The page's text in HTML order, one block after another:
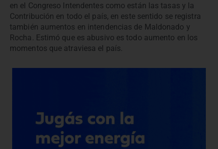
en el Congreso Intendentes como están las tasas y la
Contribución en todo el país, en este sentido se registra
también aumentos en intendencias de Maldonado y
Rocha. Estimó que es abusivo es todo aumento en los
momentos que atraviesa el país.